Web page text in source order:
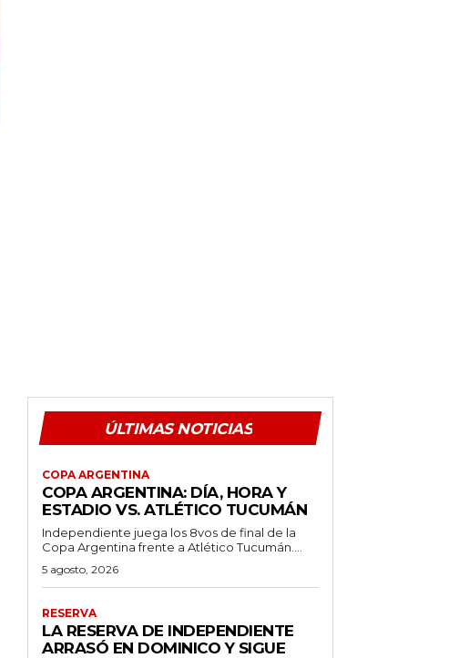
ÚLTIMAS NOTICIAS
COPA ARGENTINA
COPA ARGENTINA: DÍA, HORA Y
ESTADIO VS. ATLÉTICO TUCUMÁN
Independiente juega los 8vos de final de la
Copa Argentina frente a Atlético Tucumán....
5 agosto, 2026
RESERVA
LA RESERVA DE INDEPENDIENTE
ARRASÓ EN DOMINICO Y SIGUE